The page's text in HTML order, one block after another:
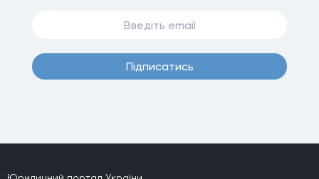
Пiдписатись